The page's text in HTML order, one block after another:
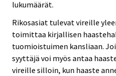
lukumäärät.
Rikosasiat tulevat vireille
toimittaa kirjallisen
tuomioistuimen kansliaan.
syyttäjä voi myös antaa
vireille silloin, kun haaste